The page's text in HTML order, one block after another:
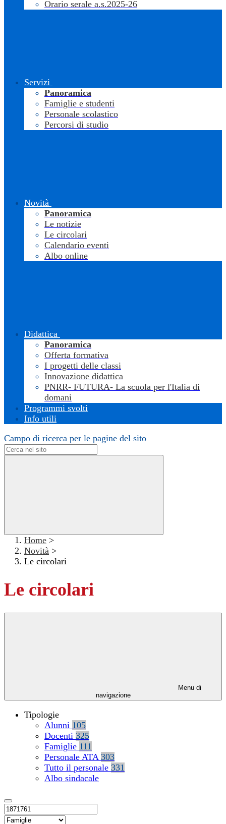
Orario serale a.s.2025-26
Servizi
Panoramica
Famiglie e studenti
Personale scolastico
Percorsi di studio
Novità
Panoramica
Le notizie
Le circolari
Calendario eventi
Albo online
Didattica
Panoramica
Offerta formativa
I progetti delle classi
Innovazione didattica
PNRR- FUTURA- La scuola per l'Italia di
domani
Programmi svolti
Info utili
Campo di ricerca per le pagine del sito
Home >
Novità >
Le circolari
Le circolari
Menu di
navigazione
Tipologie
Alunni 105
Docenti 325
Famiglie 111
Personale ATA 303
Tutto il personale 331
Albo sindacale